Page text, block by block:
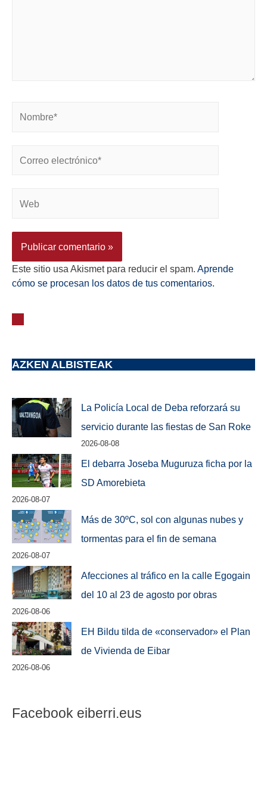
Este sitio usa Akismet para reducir el spam. Aprende
cómo se procesan los datos de tus comentarios.
AZKEN ALBISTEAK
La Policía Local de Deba reforzará su
servicio durante las fiestas de San Roke
2026-08-08
El debarra Joseba Muguruza ficha por la
SD Amorebieta
2026-08-07
Más de 30ºC, sol con algunas nubes y
tormentas para el fin de semana
2026-08-07
Afecciones al tráfico en la calle Egogain
del 10 al 23 de agosto por obras
2026-08-06
EH Bildu tilda de «conservador» el Plan
de Vivienda de Eibar
2026-08-06
Facebook eiberri.eus